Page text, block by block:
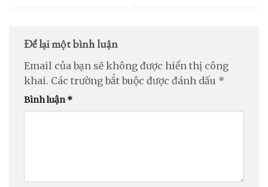
Để lại một bình luận
Email của bạn sẽ không được hiển thị công
khai. Các trường bắt buộc được đánh dấu *
Bình luận*